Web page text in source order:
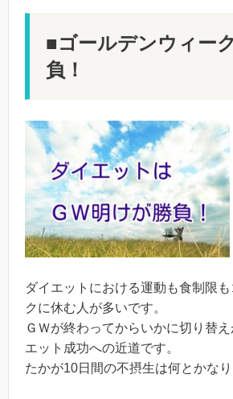
■ゴールデンウィー
負！
ダイエットにおける運動も食制限
クに休む人が多いです。
ＧＷが終わってからいかに切り替
エット成功への近道です。
たかが10日間の不摂生は何とかなり